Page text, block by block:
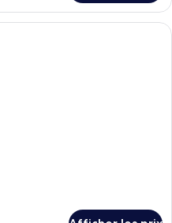
Une chambre d’hôtel moderne